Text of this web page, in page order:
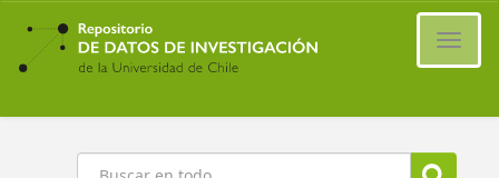
Ir
contenido
principal
Buscar